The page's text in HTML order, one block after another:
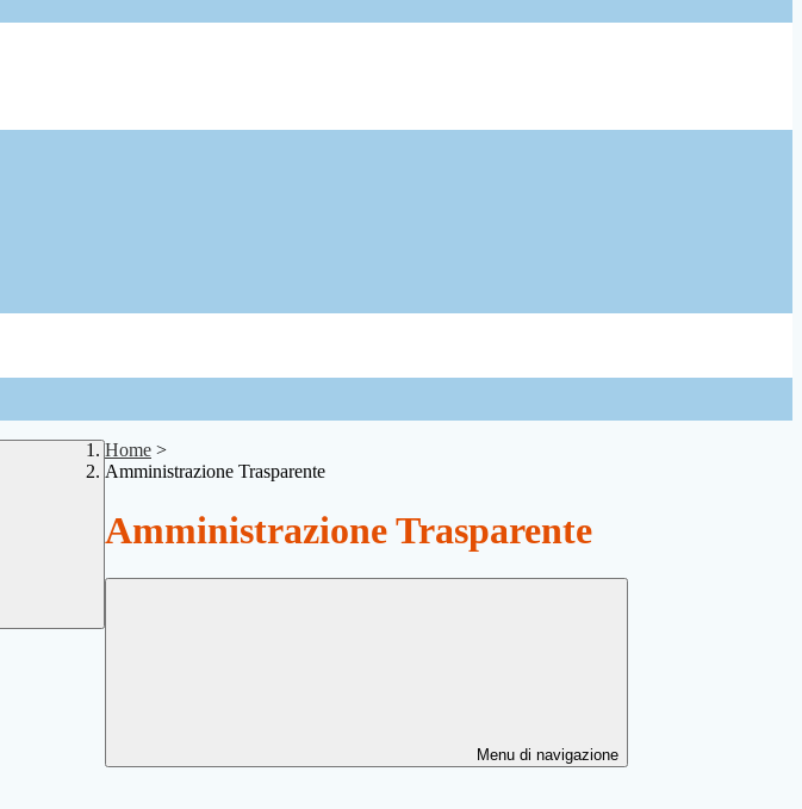
Home >
Amministrazione Trasparente
Amministrazione Trasparente
Menu di navigazione